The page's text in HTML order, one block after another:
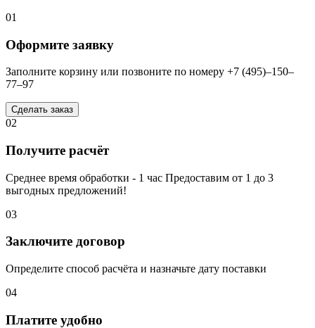
01
Оформите заявку
Заполните корзину или позвоните по номеру +7 (495)–150–
77–97
Сделать заказ
02
Получите расчёт
Среднее время обработки - 1 час Предоставим от 1 до 3
выгодных предложений!
03
Заключите договор
Определите способ расчёта и назначьте дату поставки
04
Платите удобно